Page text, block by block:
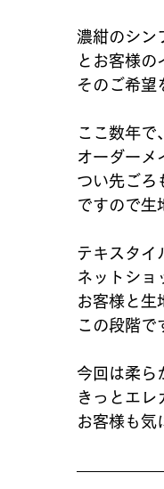
濃紺のシン
とお客様の
そのご希望
ここ数年で、
オーダーメ
つい先ごろ
ですので生
テキスタイ
ネットショ
お客様と生
この段階で
今回は柔ら
きっとエレ
お客様も気